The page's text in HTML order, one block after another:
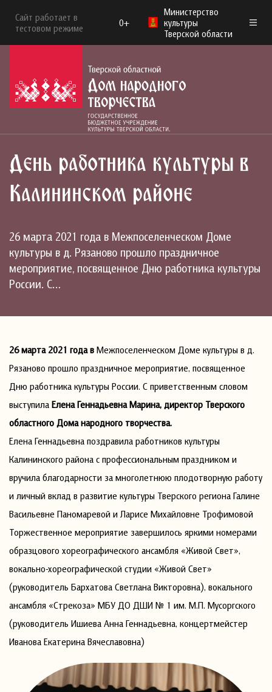
Сайт работает в
тестовом режиме
0+
Министерство
культуры
Тверской области
День работника культуры в
Калининском районе
26 марта 2021 года в Межпоселенческом Доме
культуры в д. Рязаново прошло праздничное
мероприятие, посвященное Дню работника культуры
России. С…
26 марта 2021 года в Межпоселенческом Доме культуры в д.
Рязаново прошло праздничное мероприятие, посвященное
Дню работника культуры России. С приветственным словом
выступила Елена Геннадьевна Марина, директор Тверского
областного Дома народного творчества.
Елена Геннадьевна поздравила работников культуры
Калининского района с профессиональным праздником и
вручила благодарности за многолетнюю плодотворную работу
и личный вклад в развитие культуры Тверского региона Галине
Васильевне Паномаревой и Ларисе Михайловне Трофимовой
Торжественное мероприятие завершилось яркими номерами
образцового хореографического ансамбля «Живой Свет»,
вокально-хореографической студии «Живой Свет»
(руководитель Бархатова Светлана Викторовна), вокального
ансамбля «Стрекоза» МБУ ДО ДШИ № 1 им. М.П. Мусоргского
(руководитель Ишиева Анна Геннадьевна, концертмейстер
Иванова Екатерина Вячеславовна)